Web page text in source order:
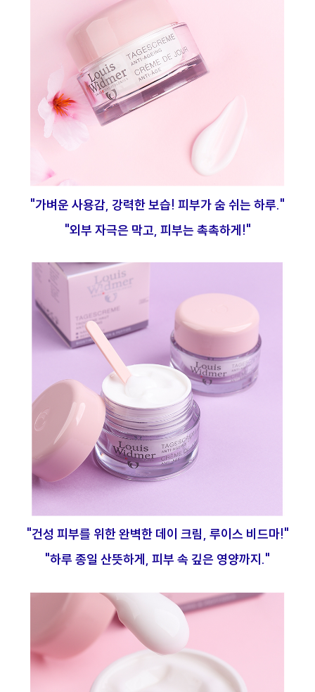
"가벼운 사용감, 강력한 보습! 피부가 숨 쉬는 하루."
"외부 자극은 막고, 피부는 촉촉하게!"
"건성 피부를 위한 완벽한 데이 크림, 루이스 비드마!"
"하루 종일 산뜻하게, 피부 속 깊은 영양까지."